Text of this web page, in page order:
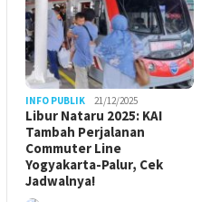
INFO PUBLIK 21/12/2025
Libur Nataru 2025: KAI
Tambah Perjalanan
Commuter Line
Yogyakarta-Palur, Cek
Jadwalnya!